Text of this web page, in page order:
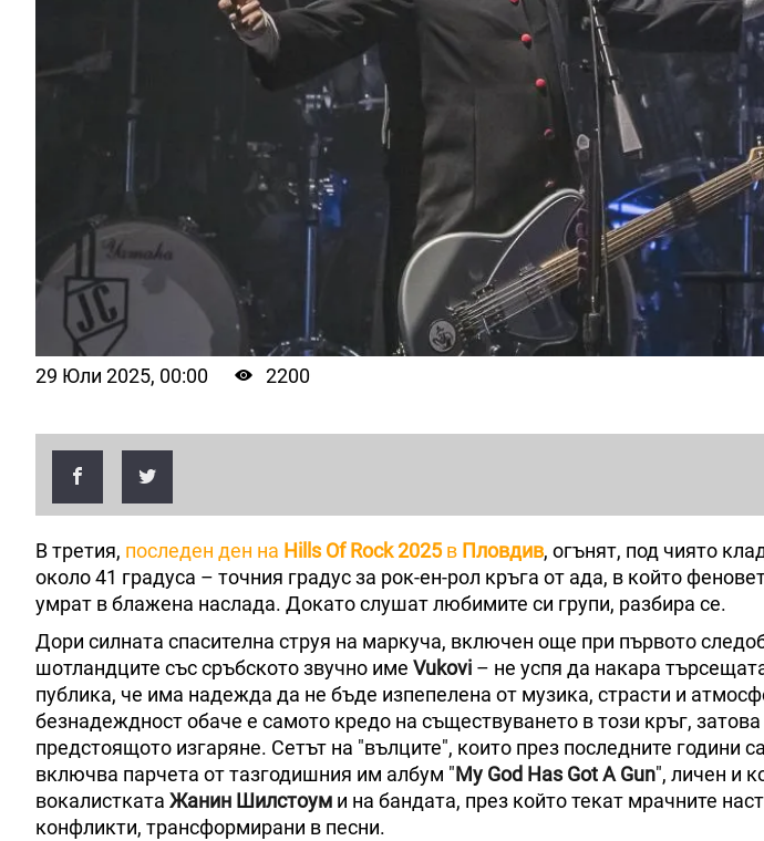
29 Юли 2025, 00:00 2200
В третия, последен ден на Hills Оf Rock 2025в Пловдив, огънят, под чиято
около 41 градуса – точния градус за рок-ен-рол кръга от ада, в който
умрат в блажена наслада. Докато слушат любимите си групи, разбира се.
Дори силната спасителна струя на маркуча, включен още при първото
шотландците със сръбското звучно име Vukovi – не успя да накара
публика, че има надежда да не бъде изпепелена от музика, страсти и
безнадеждност обаче е самото кредо на съществуването в този кръг,
предстоящото изгаряне. Сетът на "вълците", които през последните години
включва парчета от тазгодишния им албум "My God Has Got А Gun", личен и
вокалистката Жанин Шилстоум и на бандата, през който текат мрачните
конфликти, трансформирани в песни.